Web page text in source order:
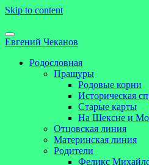
Skip to content
Евгений Чеканов
Родословная
Пращуры
Родовые корни
Историческая
Старые карты
На Шексне и
Отцовская линия
Материнская линия
Родители
Феликс